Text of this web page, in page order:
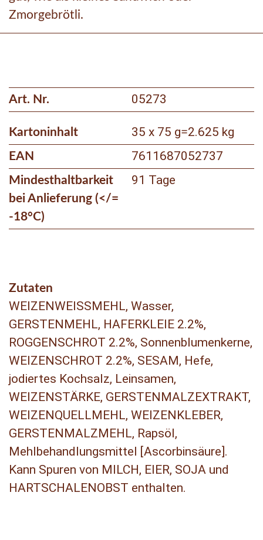
Zmorgebrötli.
Art. Nr. 05273
Kartoninhalt 35 x 75 g=2.625 kg
EAN 7611687052737
Mindesthaltbarkeit
bei Anlieferung (</=
-18°C)
91 Tage
Zutaten
WEIZENWEISSMEHL, Wasser,
GERSTENMEHL, HAFERKLEIE 2.2%,
ROGGENSCHROT 2.2%, Sonnenblumenkerne,
WEIZENSCHROT 2.2%, SESAM, Hefe,
jodiertes Kochsalz, Leinsamen,
WEIZENSTÄRKE, GERSTENMALZEXTRAKT,
WEIZENQUELLMEHL, WEIZENKLEBER,
GERSTENMALZMEHL, Rapsöl,
Mehlbehandlungsmittel [Ascorbinsäure].
Kann Spuren von MILCH, EIER, SOJA und
HARTSCHALENOBST enthalten.